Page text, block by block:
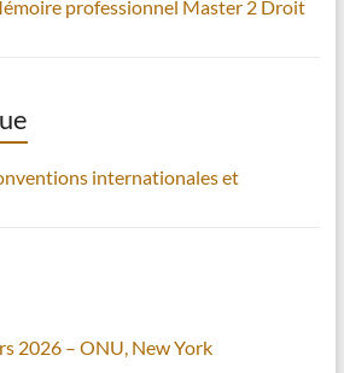
professionnel Master 2 Droit
internationales et
2026 – ONU, New York